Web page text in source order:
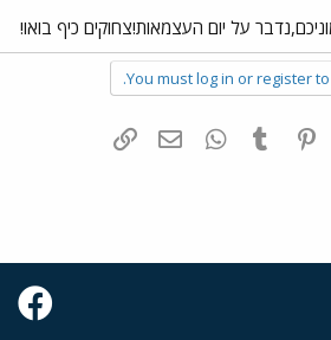
על יום העצמאות!צחוקים כיף בואו!
You must log in or register
Reddit
Pinterest
Tumblr
WhatsAppדואר אלקטרוני